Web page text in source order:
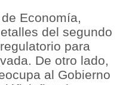
Economía,
del segundo
para
De otro lado,
al Gobierno